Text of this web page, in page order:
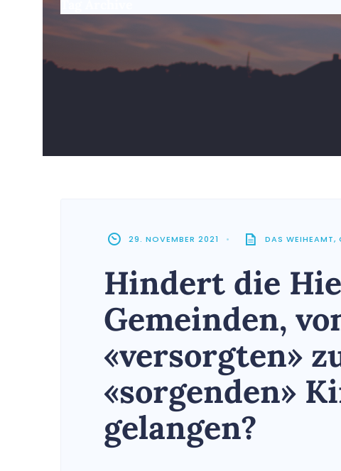
29. NOVEMBER 2021 • DAS WEIHEAMT,
Hindert die
Gemeinden,
«versorgten»
«sorgenden»
gelangen?